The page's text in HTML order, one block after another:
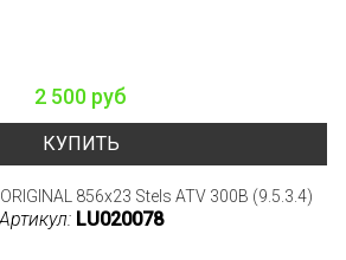
2 500 руб
КУПИТЬ
856x23 Stels ATV 300B (9.5.3.4)
Артикул: LU020078